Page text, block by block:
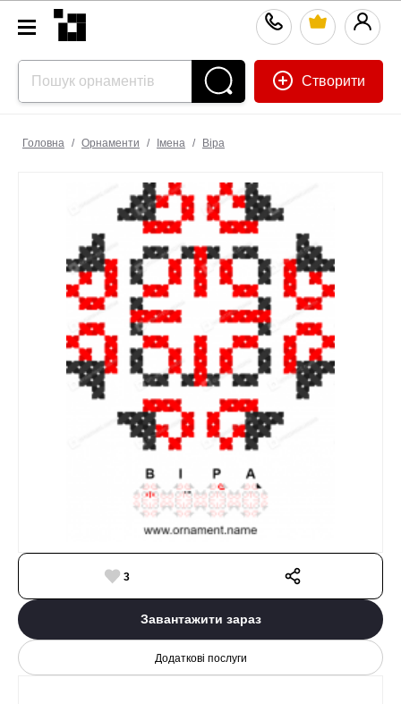
Створити
Головна / Орнаменти / Імена / Віра
3
Завантажити зараз
Додаткові послуги